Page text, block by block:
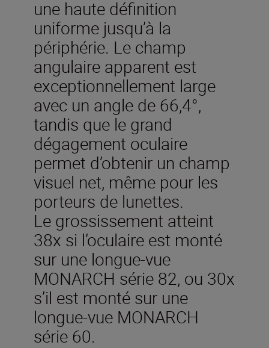
une haute définition
uniforme jusqu’à la
périphérie. Le champ
angulaire apparent est
exceptionnellement large
avec un angle de 66,4°,
tandis que le grand
dégagement oculaire
permet d’obtenir un champ
visuel net, même pour les
porteurs de lunettes.
Le grossissement atteint
38x si l’oculaire est monté
sur une longue-vue
MONARCH série 82, ou 30x
s’il est monté sur une
longue-vue MONARCH
série 60.